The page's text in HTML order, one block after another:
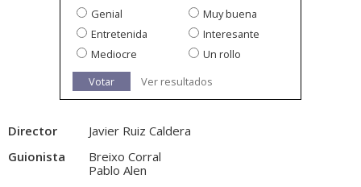
Genial
Muy buena
Entretenida
Interesante
Mediocre
Un rollo
Votar
Ver resultados
Director
Javier Ruiz Caldera
Guionista
Breixo Corral
Pablo Alen